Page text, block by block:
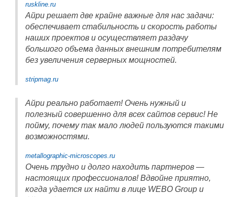
ruskline.ru
Айри решает две крайне важные для нас задачи:
обеспечивает стабильность и скорость работы
наших проектов и осуществляет раздачу
большого объема данных внешним потребителям
без увеличения серверных мощностей.
stripmag.ru
Айри реально работает! Очень нужный и
полезный совершенно для всех сайтов сервис! Не
пойму, почему так мало людей пользуются такими
возможностями.
metallographic-microscopes.ru
Очень трудно и долго находить партнеров —
настоящих профессионалов! Вдвойне приятно,
когда удается их найти в лице WEBO Group и